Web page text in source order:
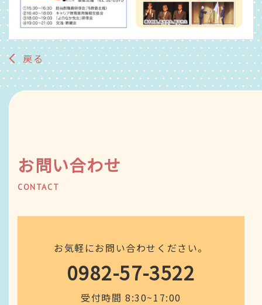
戻る
お問い合わせ
CONTACT
お気軽にお問い合わせください。
0982-57-3522
受付時間 8:30~17:00